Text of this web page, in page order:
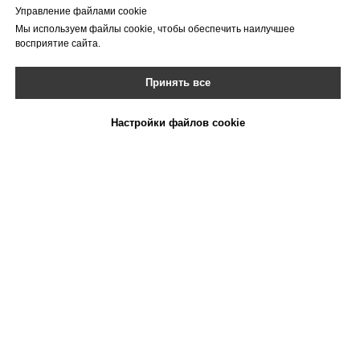
Управление файлами cookie
Мы используем файлы cookie, чтобы обеспечить наилучшее
восприятие сайта.
Принять все
Настройки файлов cookie